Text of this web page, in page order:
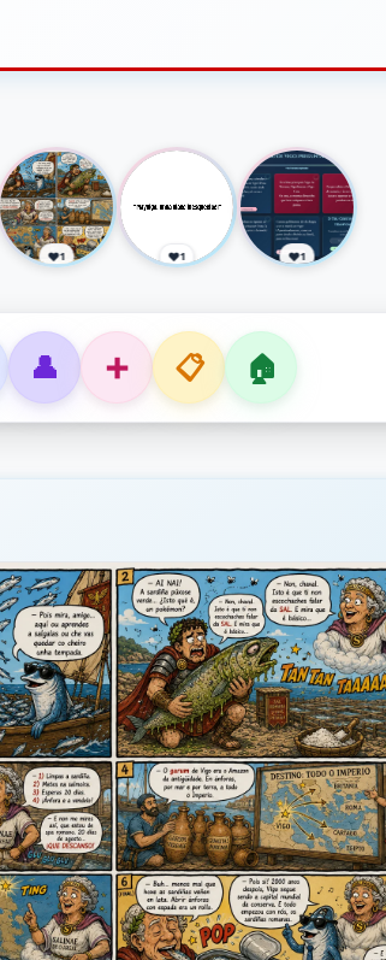
1 1 1
👤 ➕ 📋 🏠